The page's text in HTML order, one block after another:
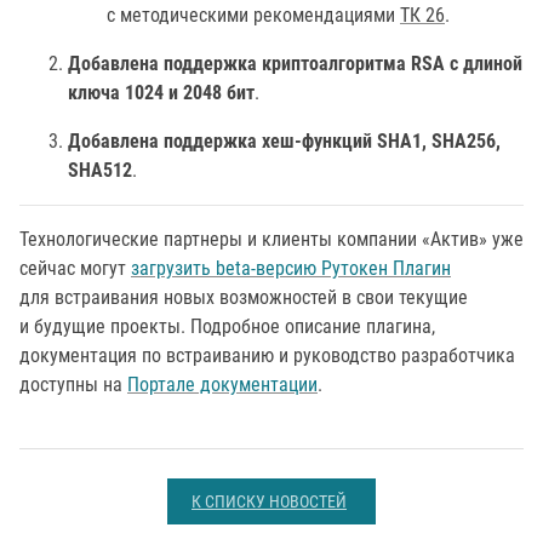
с методическими рекомендациями ТК 26.
Добавлена поддержка криптоалгоритма RSA с длиной
ключа 1024 и 2048 бит.
Добавлена поддержка хеш-функций SHA1, SHA256,
SHA512.
Технологические партнеры и клиенты компании «Актив» уже
сейчас могут загрузить beta-версию Рутокен Плагин
для встраивания новых возможностей в свои текущие
и будущие проекты. Подробное описание плагина,
документация по встраиванию и руководство разработчика
доступны на Портале документации.
К СПИСКУ НОВОСТЕЙ